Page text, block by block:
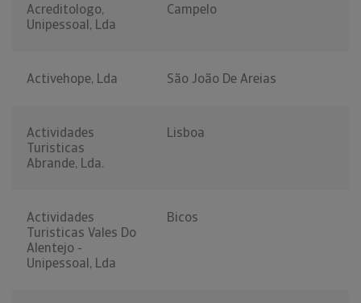
Acreditologo,
Unipessoal, Lda
Campelo
Activehope, Lda São João De Areias
Actividades
Turisticas
Abrande, Lda.
Lisboa
Actividades
Turisticas Vales Do
Alentejo -
Unipessoal, Lda
Bicos